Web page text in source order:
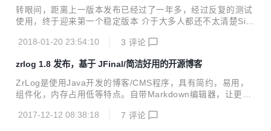
本就能看清全貌了，数据库8张表，依赖的jar仅18个。打成wa
r后，仅7m（比wordpress还小，但是比其它PHP博客程序还
胜任一个写博客人的需求了，私有文章...
转眼间，距离上一版本发布已经过了一年多，经过反复的测试
使用，终于迎来第一个稳定版本 介于大多人都还不太清楚Sim
下 SimpleWebServer 是一款使用Java基于NIO编写的超轻量
Web程序，但是迫于Java运行环境过于繁琐而迟迟没有下手，
那么现在除了SpringBoot，广大的Java程序员又多了一个选
择 轻量级 并不基于servlet，源代码仅3000行左右，jar包仅
程序能不能...
2018-01-20 23:54:10 3 评论
zrlog 1.8 发布，基于 JFinal/简洁好用的开源博客
ZrLog是使用Java开发的博客/CMS程序，具有简约，易用，
组件化，内存占用低等特点。自带Markdown编辑器，让更多
上。 距离上一个版本的发布又是半年了，这个版本主要是修复
2017-12-12 08:38:18 7 评论